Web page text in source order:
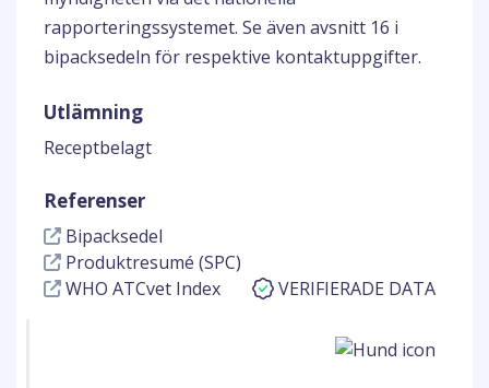
rapporteringssystemet. Se även avsnitt 16 i
bipacksedeln för respektive kontaktuppgifter.
Utlämning
Receptbelagt
Referenser
Bipacksedel
Produktresumé (SPC)
WHO ATCvet Index
VERIFIERADE DATA